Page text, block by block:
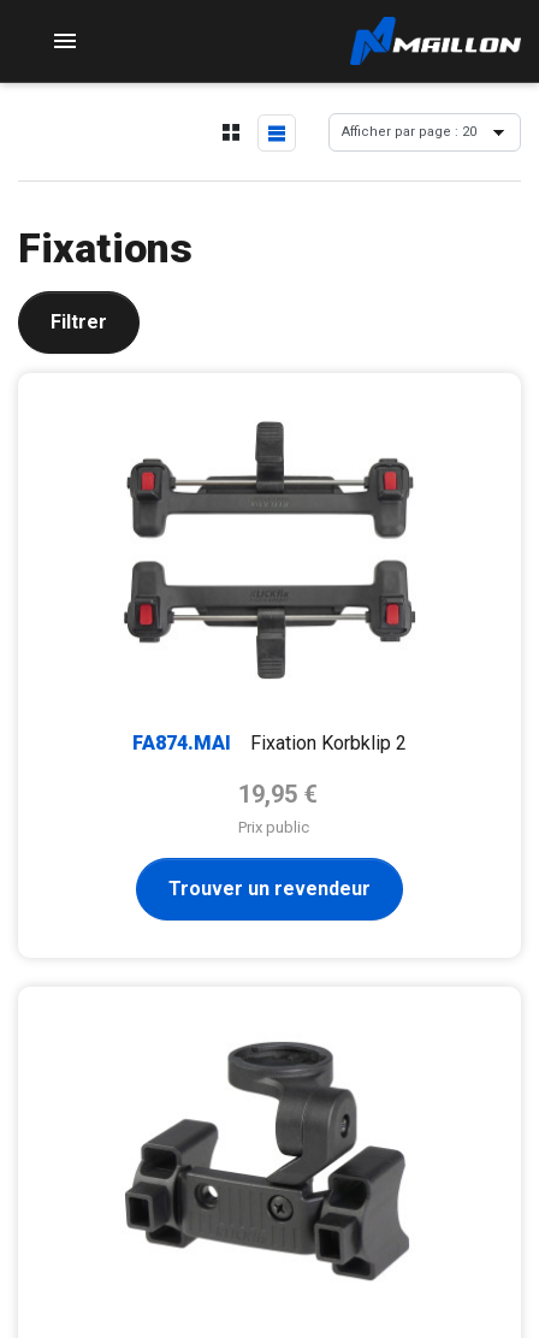

Fixations
Filtrer
FA874.MAI
Fixation Korbklip 2
Prix de base
19,95 €
Prix public
Trouver un revendeur